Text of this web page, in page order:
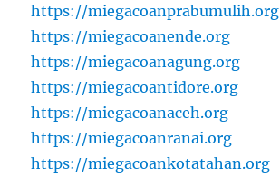
https://miegacoanprabumulih.org
https://miegacoanende.org
https://miegacoanagung.org
https://miegacoantidore.org
https://miegacoanaceh.org
https://miegacoanranai.org
https://miegacoankotatahan.org